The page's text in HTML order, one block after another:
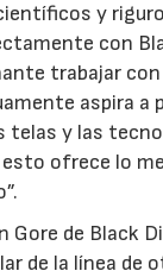
y
con
trabajar
aspira a
telas y las
esto ofrece lo
Gore de Black
de la línea de